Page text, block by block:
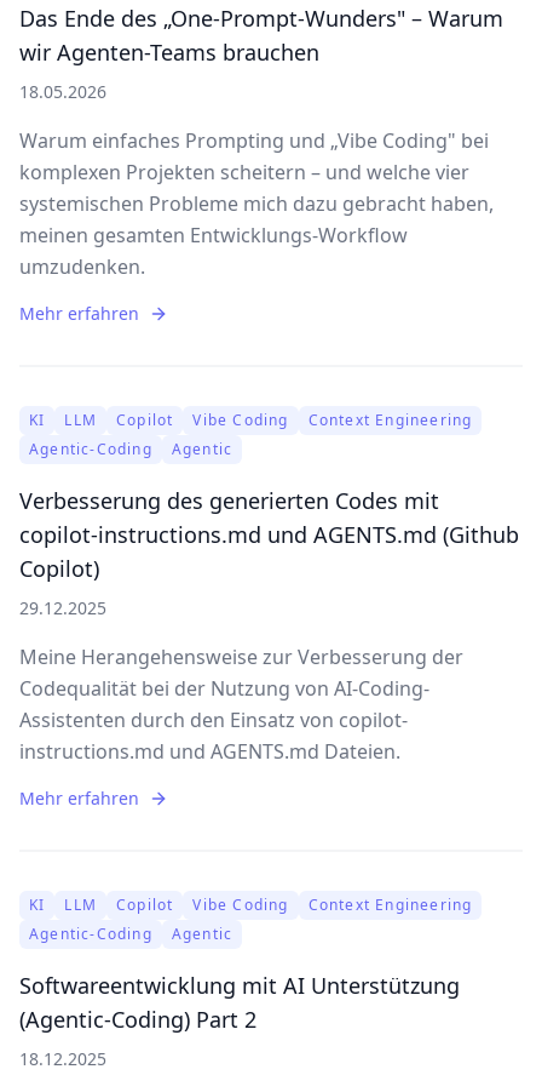
Das Ende des „One-Prompt-Wunders" – Warum
wir Agenten-Teams brauchen
18.05.2026
Warum einfaches Prompting und „Vibe Coding" bei
komplexen Projekten scheitern – und welche vier
systemischen Probleme mich dazu gebracht haben,
meinen gesamten Entwicklungs-Workflow
umzudenken.
Mehr erfahren
KI LLM Copilot Vibe Coding
Context Engineering
Agentic-Coding
Agentic
Verbesserung des generierten Codes mit
copilot-instructions.md und AGENTS.md (Github
Copilot)
29.12.2025
Meine Herangehensweise zur Verbesserung der
Codequalität bei der Nutzung von AI-Coding-
Assistenten durch den Einsatz von copilot-
instructions.md und AGENTS.md Dateien.
Mehr erfahren
KI LLM Copilot Vibe Coding
Context Engineering
Agentic-Coding
Agentic
Softwareentwicklung mit AI Unterstützung
(Agentic-Coding) Part 2
18.12.2025